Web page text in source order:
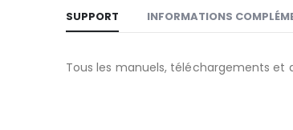
SUPPORT INFORMATIONS
Tous les manuels, téléchargements